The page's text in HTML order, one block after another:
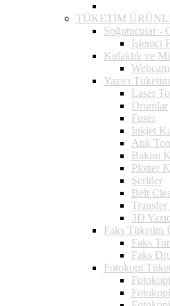
TÜKETİM
Soğutucular -
İşlemci
Kulaklık ve
Webcam
Yazıcı
Laser
Drumlar
Fuser
Inkjet
Atık
Bakim
Plotter
Şeritler
Belt
3D
Faks Tüketim
Faks
Faks
Fotokopi